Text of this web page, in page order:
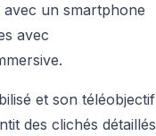
un smartphone
avec
et son téléobjectif
des clichés détaillés